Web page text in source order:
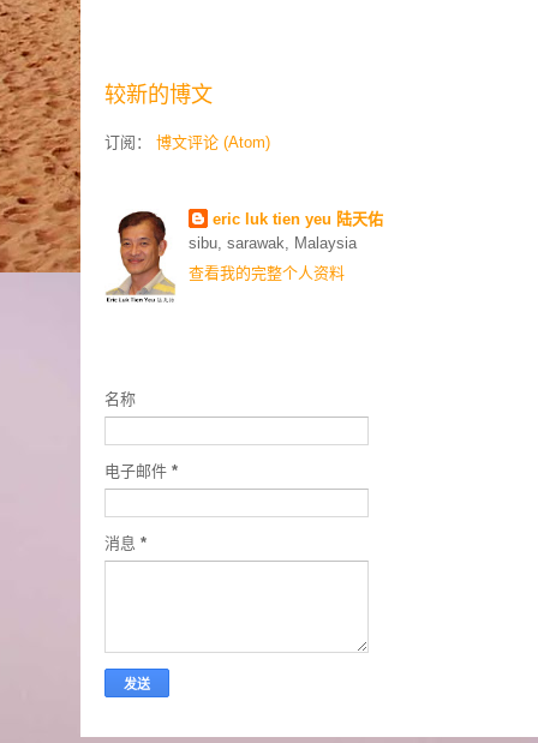
较新的博文
订阅： 博文评论 (Atom)
eric luk tien yeu 陆天佑
sibu, sarawak, Malaysia
查看我的完整个人资料
名称
电子邮件 *
消息 *